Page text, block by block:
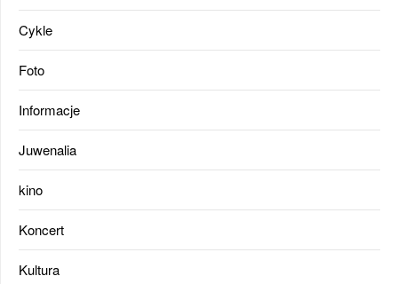
Cykle
Foto
Informacje
Juwenalia
kino
Koncert
Kultura